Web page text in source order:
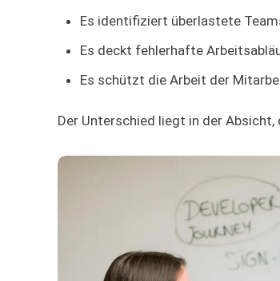
Es identifiziert überlastete
Es deckt fehlerhafte
Es schützt die Arbeit der
Der Unterschied liegt in der